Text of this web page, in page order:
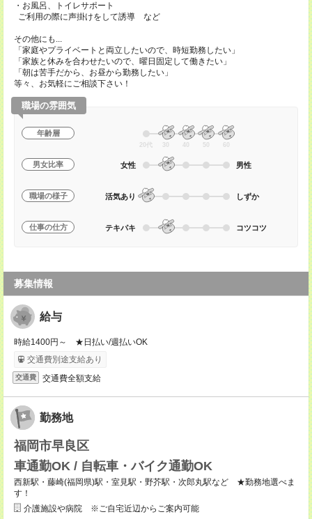
・お風呂、トイレサポート
ご利用の際に声掛けをして誘導 など
その他にも...
「家庭やプライベートと両立したいので、時短勤務したい」
「家族と休みを合わせたいので、曜日固定して働きたい」
「朝は苦手だから、お昼から勤務したい」
等々、お気軽にご相談下さい！
職場の雰囲気
年齢層
20代 30 40 50 60
男女比率 女性 男性
職場の様子 活気あり しずか
仕事の仕方 テキパキ コツコツ
募集情報
給与
時給1400円～ ★日払い/週払いOK
交通費別途支給あり
交通費 交通費全額支給
勤務地
福岡市早良区
車通勤OK / 自転車・バイク通勤OK
西新駅・藤崎(福岡県)駅・室見駅・野芥駅・次郎丸駅など ★勤務地選べま
す！
介護施設や病院 ※ご自宅近辺からご案内可能